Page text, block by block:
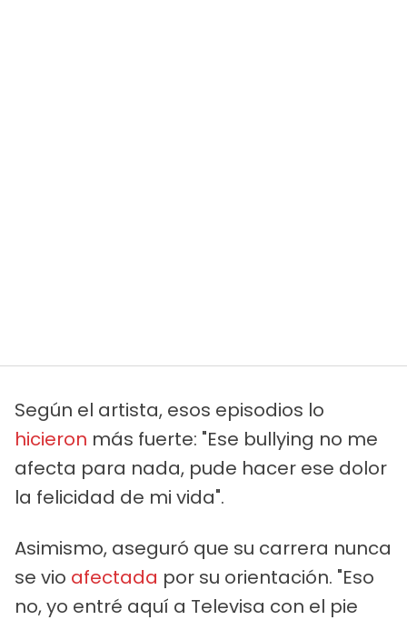
Según el artista, esos episodios lo
hicieron más fuerte: "Ese bullying no me
afecta para nada, pude hacer ese dolor
la felicidad de mi vida".
Asimismo, aseguró que su carrera nunca
se vio afectada por su orientación. "Eso
no, yo entré aquí a Televisa con el pie